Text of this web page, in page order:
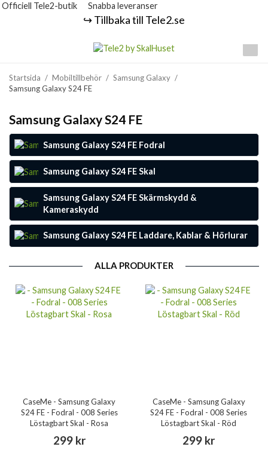
Officiell Tele2-butik Snabba leveranser
↪️ Tillbaka till Tele2.se
Startsida / Mobiltillbehör / Samsung Galaxy /
Samsung Galaxy S24 FE
Samsung Galaxy S24 FE
Samsung Galaxy S24 FE Fodral
Samsung Galaxy S24 FE Skal
Samsung Galaxy S24 FE Skärmskydd &
Kameraskydd
Samsung Galaxy S24 FE Laddare, Kablar & Hörlurar
ALLA PRODUKTER
CaseMe - Samsung Galaxy
S24 FE - Fodral - 008 Series
Löstagbart Skal - Rosa
299 kr
CaseMe - Samsung Galaxy
S24 FE - Fodral - 008 Series
Löstagbart Skal - Röd
299 kr